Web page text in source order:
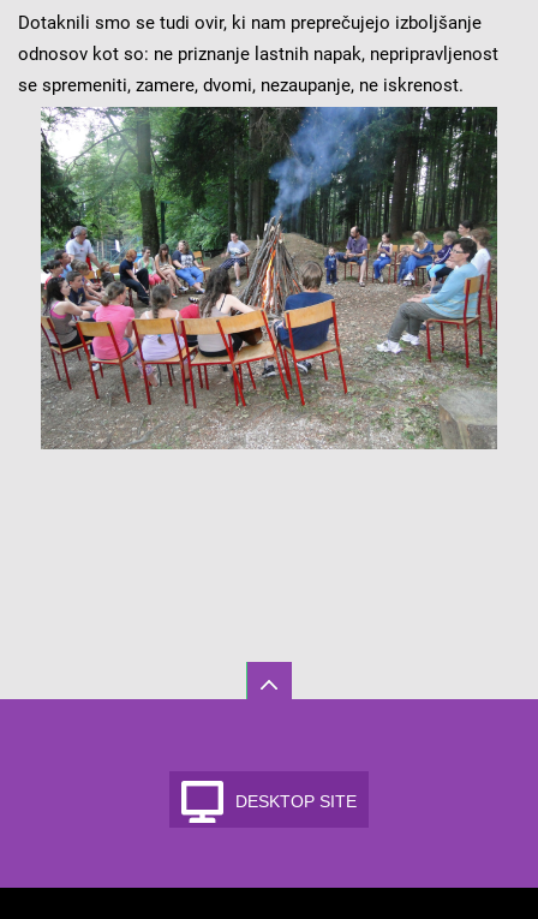
Dotaknili smo se tudi ovir, ki nam preprečujejo izboljšanje
odnosov kot so: ne priznanje lastnih napak, nepripravljenost
se spremeniti, zamere, dvomi, nezaupanje, ne iskrenost.
DESKTOP SITE